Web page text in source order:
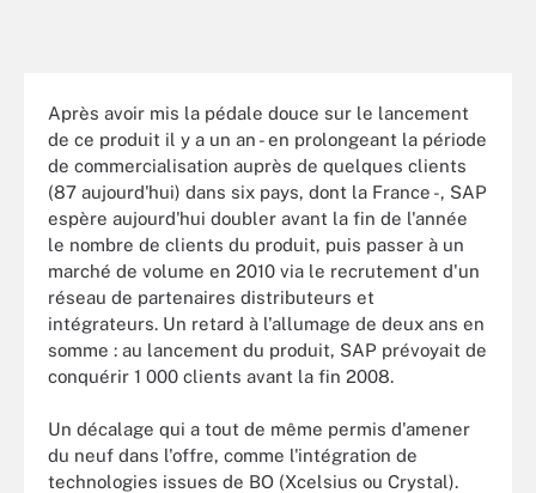
Après avoir mis la pédale douce sur le lancement
de ce produit il y a un an - en prolongeant la période
de commercialisation auprès de quelques clients
(87 aujourd'hui) dans six pays, dont la France -, SAP
espère aujourd'hui doubler avant la fin de l'année
le nombre de clients du produit, puis passer à un
marché de volume en 2010 via le recrutement d'un
réseau de partenaires distributeurs et
intégrateurs. Un retard à l'allumage de deux ans en
somme : au lancement du produit, SAP prévoyait de
conquérir 1 000 clients avant la fin 2008.
Un décalage qui a tout de même permis d'amener
du neuf dans l'offre, comme l'intégration de
technologies issues de BO (Xcelsius ou Crystal).